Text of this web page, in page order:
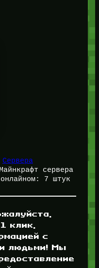
Сервера
сервера
7 штук
клик,
с
людьми! Мы